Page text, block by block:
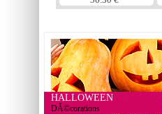
HALLOWEEN
DÃ©corations